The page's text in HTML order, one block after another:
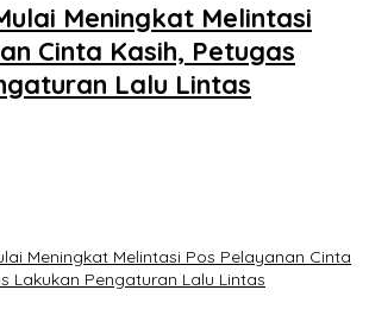
Meningkat Melintasi
Cinta Kasih, Petugas
Lalu Lintas
Meningkat Melintasi Pos Pelayanan Cinta
Lakukan Pengaturan Lalu Lintas